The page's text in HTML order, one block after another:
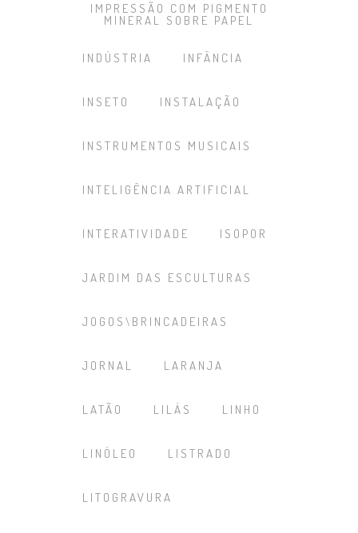
IMPRESSÃO COM PIGMENTO
MINERAL SOBRE PAPEL
INDÚSTRIA INFÂNCIA
INSETO INSTALAÇÃO
INSTRUMENTOS MUSICAIS
INTELIGÊNCIA ARTIFICIAL
INTERATIVIDADE ISOPOR
JARDIM DAS ESCULTURAS
JOGOS\BRINCADEIRAS
JORNAL LARANJA
LATÃO LILÁS LINHO
LINÓLEO LISTRADO
LITOGRAVURA